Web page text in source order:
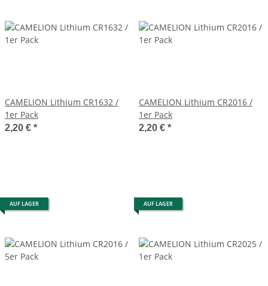
CAMELION Lithium CR1632 /
1er Pack
2,20 € *
CAMELION Lithium CR2016 /
1er Pack
2,20 € *
AUF LAGER AUF LAGER